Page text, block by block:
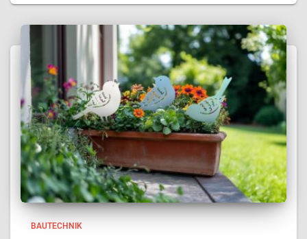
BAUTECHNIK